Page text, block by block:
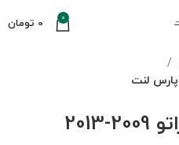
0
0 تومان
لنت ترمز عقب سراتو 2009-2013